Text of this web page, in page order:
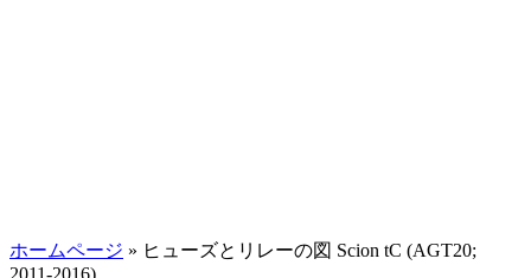
ホームページ » ヒューズとリレーの図 Scion tC (AGT20;
2011-2016)